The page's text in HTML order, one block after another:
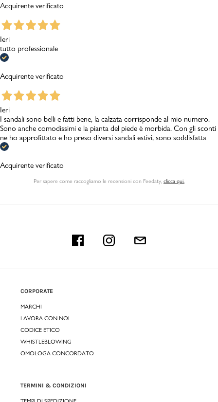
Acquirente verificato
Ieri
tutto professionale
Acquirente verificato
Ieri
I sandali sono belli e fatti bene, la calzata corrisponde al mio numero.
Sono anche comodissimi e la pianta del piede è morbida. Con gli sconti
ne ho approfittato e ho preso diversi sandali estivi, sono soddisfatta
Acquirente verificato
Per sapere come raccogliamo le recensioni con Feedaty, clicca qui.
CORPORATE
MARCHI
LAVORA CON NOI
CODICE ETICO
WHISTLEBLOWING
OMOLOGA CONCORDATO
TERMINI & CONDIZIONI